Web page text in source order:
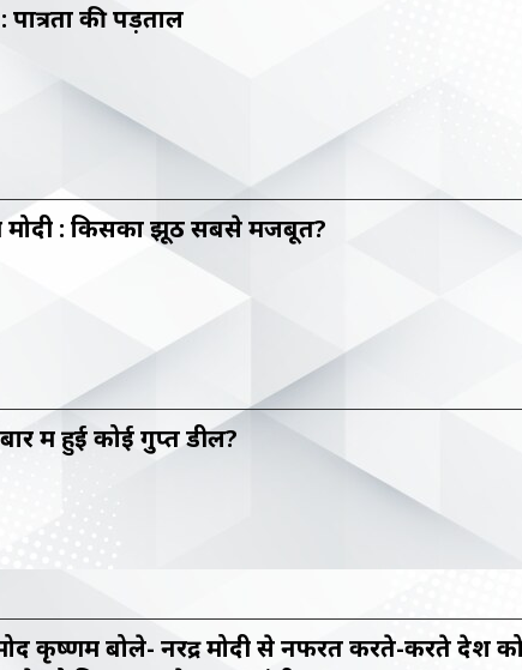
: पात्रता की पड़ताल
मोदी : किसका झूठ सबसे मजबूत?
में हुई कोई गुप्त डील?
कृष्णम बोले- नरेंद्र मोदी से नफरत करते-करते देश